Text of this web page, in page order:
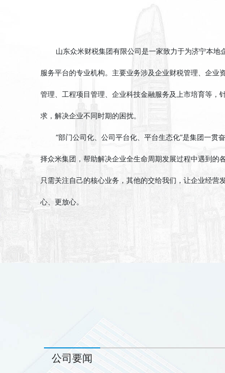
山东众米财税集团有限公司是一家致力于为济宁本地
服务平台的专业机构。主要业务涉及企业财税管理、企业
管理、工程项目管理、企业科技金融服务及上市培育等，
求，解决企业不同时期的困扰。
“部门公司化、公司平台化、平台生态化”是集团一贯
择众米集团，帮助解决企业全生命周期发展过程中遇到的
只需关注自己的核心业务，其他的交给我们，让企业经营
心、更放心。
公司要闻